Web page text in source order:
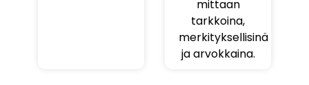
mittaan
tarkkoina,
merkityksellisinä
ja arvokkaina.